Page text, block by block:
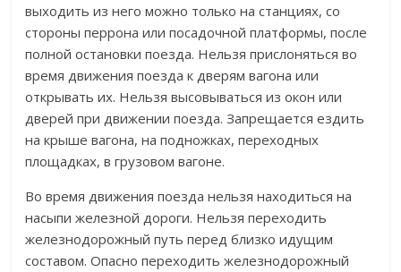
выходить из него можно только на станциях, со
стороны перрона или посадочной платформы, после
полной остановки поезда. Нельзя прислоняться во
время движения поезда к дверям вагона или
открывать их. Нельзя высовываться из окон или
дверей при движении поезда. Запрещается ездить
на крыше вагона, на подножках, переходных
площадках, в грузовом вагоне.
Во время движения поезда нельзя находиться на
насыпи железной дороги. Нельзя переходить
железнодорожный путь перед близко идущим
составом. Опасно переходить железнодорожный